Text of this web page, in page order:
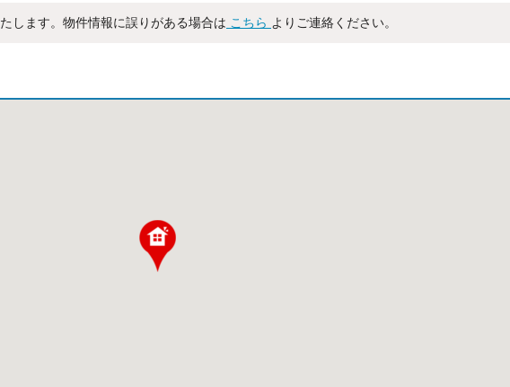
します。物件情報に誤りがある場合は こちら よりご連絡ください。